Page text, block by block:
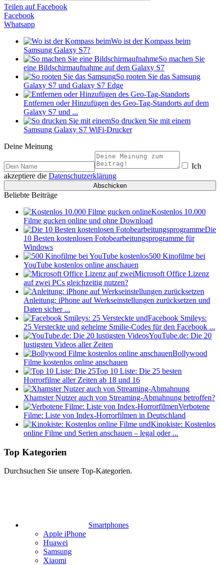
Teilen auf Facebook
Facebook
Whatsapp
Wo ist der Kompass beim
Samsung Galaxy S7?
So machen Sie
eine Bildschirmaufnahme auf dem Galaxy S7
So rooten Sie das Samsung
Galaxy S7 und Galaxy S7 Edge
Entfernen oder Hinzufügen des Geo-Tag-Standorts auf dem
Galaxy S7 und ...
So drucken Sie mit einem
Samsung Galaxy S7 WiFi-Drucker
Deine Meinung
Ich
akzeptiere die Datenschutzerklärung
Beliebte Beiträge
Kostenlos 10.000
Filme gucken online und ohne Download
Die
10 Besten kostenlosen Fotobearbeitungsprogramme für
Windows
500 Kinofilme bei
YouTube kostenlos online anschauen
Microsoft Office Lizenz
auf zwei PCs gleichzeitig nutzen?
Anleitung: iPhone auf Werkseinstellungen zurücksetzen und
Daten sicher ...
Facebook Smileys:
25 Versteckte und geheime Smilie-Codes für den Facebook ...
YouTube.de: Die 20
lustigsten Videos aller Zeiten
Bollywood
Filme kostenlos online anschauen
Top 10 Liste: Die 25 besten
Horrorfilme aller Zeiten ab 18 und 16
Xhamster Nutzer auch von Streaming-Abmahnung betroffen?
Verbotene
Filme: Liste von Index-Horrorfilmen in Deutschland
Kinokiste: Kostenlos
online Filme und Serien anschauen – legal oder ...
Top Kategorien
Durchsuchen Sie unsere Top-Kategorien.
Smartphones
Apple iPhone
Huawei
Samsung
Xiaomi